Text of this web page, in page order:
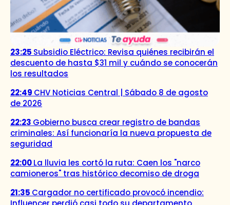
23:25 Subsidio Eléctrico: Revisa quiénes recibirán el
descuento de hasta $31 mil y cuándo se conocerán
los resultados
22:49 CHV Noticias Central | Sábado 8 de agosto
de 2026
22:23 Gobierno busca crear registro de bandas
criminales: Así funcionaría la nueva propuesta de
seguridad
22:00La lluvia les cortó la ruta: Caen los "narco
camioneros" tras histórico decomiso de droga
21:35 Cargador no certificado provocó incendio: